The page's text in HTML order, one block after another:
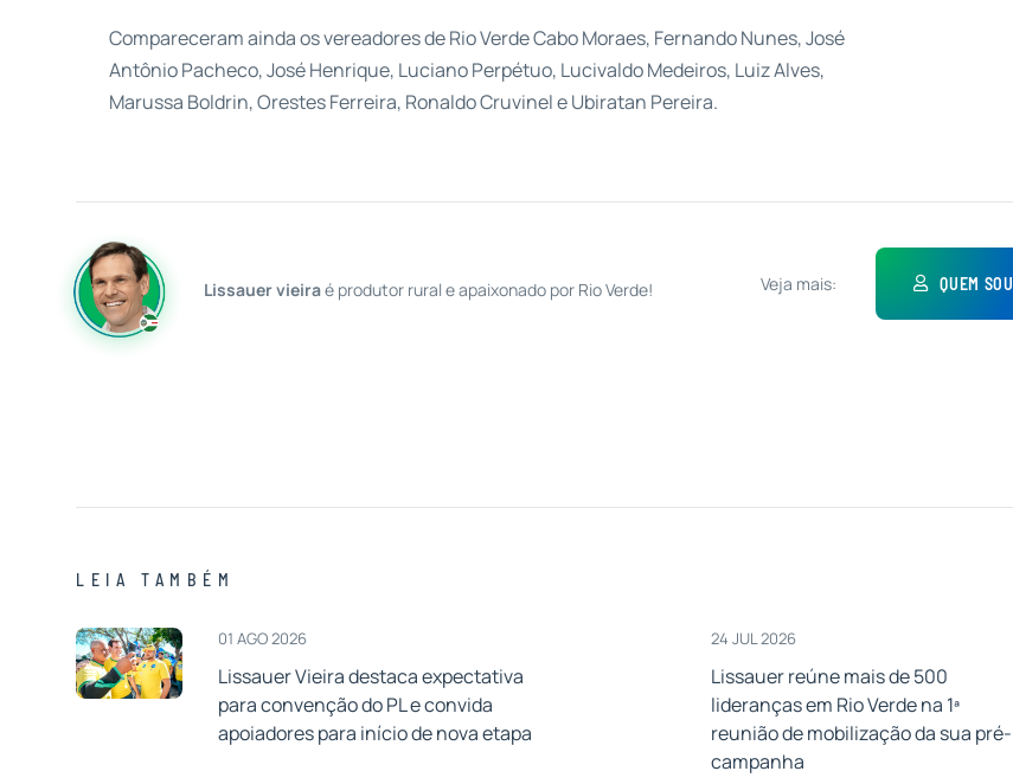
Compareceram ainda os vereadores de Rio Verde Cabo Moraes, Fernando Nunes, José
Antônio Pacheco, José Henrique, Luciano Perpétuo, Lucivaldo Medeiros, Luiz Alves,
Marussa Boldrin, Orestes Ferreira, Ronaldo Cruvinel e Ubiratan Pereira.
Lissauer vieiraé produtor rural e apaixonado por Rio Verde! Veja mais: QUEM SOU
LEIA TAMBÉM
01 AGO 2026
Lissauer Vieira destaca expectativa
para convenção do PL e convida
apoiadores para início de nova etapa
24 JUL 2026
Lissauer reúne mais de 500
lideranças em Rio Verde na 1ª
reunião de mobilização da sua pré-
campanha